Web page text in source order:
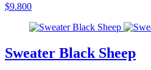
$9.800
Sweater Black Sheep